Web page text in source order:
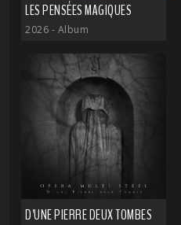
LES PENSÉES MAGIQUES
2026 - Album
D'UNE PIERRE DEUX TOMBES